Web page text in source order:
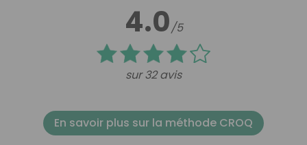
4.0/5
sur 32 avis
En savoir plus sur la méthode CROQ